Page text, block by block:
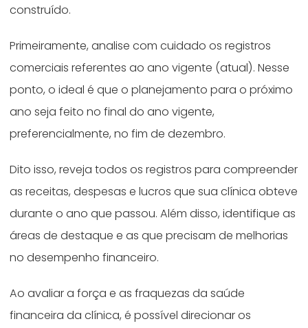
construído.
Primeiramente, analise com cuidado os registros
comerciais referentes ao ano vigente (atual). Nesse
ponto, o ideal é que o planejamento para o próximo
ano seja feito no final do ano vigente,
preferencialmente, no fim de dezembro.
Dito isso, reveja todos os registros para compreender
as receitas, despesas e lucros que sua clínica obteve
durante o ano que passou. Além disso, identifique as
áreas de destaque e as que precisam de melhorias
no desempenho financeiro.
Ao avaliar a força e as fraquezas da saúde
financeira da clínica, é possível direcionar os